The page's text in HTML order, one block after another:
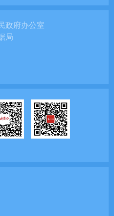
政府办公室
局